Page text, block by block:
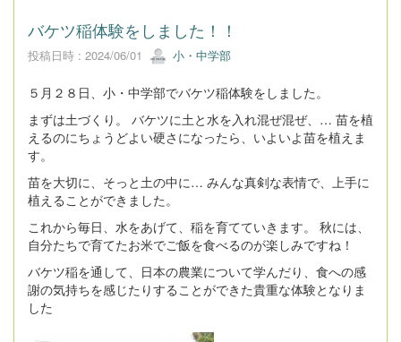
バケツ稲体験をしました！！
投稿日時 : 2024/06/01 小・中学部
５月２８日、小・中学部でバケツ稲体験をしました。
まずは土づくり。 バケツに土と水を入れ混ぜ混ぜ、… 苗を植
えるのにちょうどよい硬さになったら、いよいよ苗を植えま
す。
苗を大切に、そっと土の中に… みんな真剣な表情で、上手に
植えることができました。
これから毎日、水をあげて、稲を育てていきます。 秋には、
自分たちで育てたお米でご飯を食べるのが楽しみですね！
バケツ稲を通して、日本の農業について学んだり、食への感
謝の気持ちを感じたりすることができた貴重な体験となりま
した